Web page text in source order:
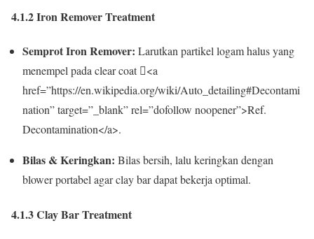
4.1.2 Iron Remover Treatment
Semprot Iron Remover: Larutkan partikel logam halus yang
menempel pada clear coat <a
href=”https://en.wikipedia.org/wiki/Auto_detailing#Decontami
nation” target=”_blank” rel=”dofollow noopener”>Ref.
Decontamination</a>.
Bilas & Keringkan: Bilas bersih, lalu keringkan dengan
blower portabel agar clay bar dapat bekerja optimal.
4.1.3 Clay Bar Treatment